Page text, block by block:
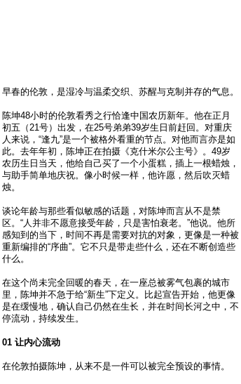
早春的伦敦，是湿冷与温柔交织、苏醒与克制并存的气息。
陈坤48小时的伦敦看秀之行恰逢中国农历新年。他在正月
初五（21号）出发，在25号弟弟39岁生日前赶回。对重庆
人来说，“逢九”是一个被格外看重的节点。对他而言亦是如
此。去年年初，陈坤正在拍摄《克什米尔公主号》。49岁
农历生日当天，他给自己买了一个小蛋糕，插上一根蜡烛，
与助手简单地庆祝。像小时候一样，他许愿，然后吹灭蜡
烛。
谈论年龄与那些看似敏感的话题，对陈坤而言从不是禁
区。“人并非不愿意接受年龄，只是害怕衰老。”他说。他所
感知到的当下，时间不再是需要对抗的对象，更像是一种被
重新编排的“序曲”。它不只是带走些什么，还在不断创造些
什么。
在这个尚未完全回暖的春天，在一座总被雾气包裹的城市
里，陈坤并不急于给“新生”下定义。比起宣告开始，他更像
是在缓慢地，确认自己仍然在生长，并在时间长河之中，不
停流动，持续发生。
01 让内心流动
在伦敦拍摄陈坤，从来不是一件可以被完全预设的事情。